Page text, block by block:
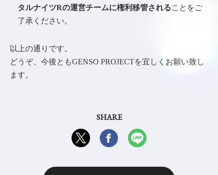
タルナイツRの運営チームに権利移管されることをご
了承ください。
以上の通りです。
どうぞ、今後ともGENSO PROJECTを宜しくお願い致し
ます。
SHARE